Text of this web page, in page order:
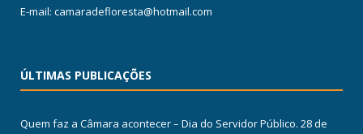
E-mail: camaradefloresta@hotmail.com
ÚLTIMAS PUBLICAÇÕES
Quem faz a Câmara acontecer – Dia do Servidor Público. 28 de